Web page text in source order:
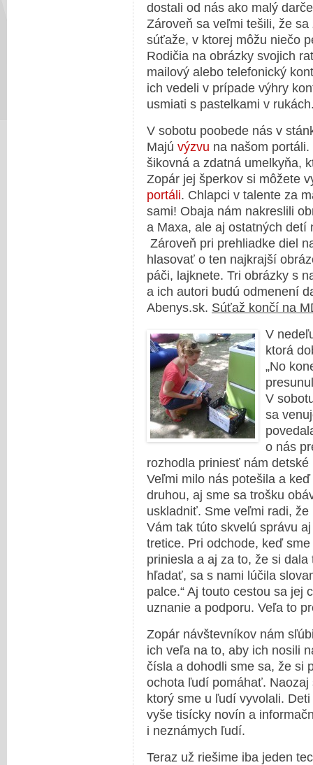
dostali od nás ako malý
Zároveň sa veľmi tešili, že sa
súťaže, v ktorej môžu niečo
Rodičia na obrázky svojich
mailový alebo telefonický
ich vedeli v prípade výhry
usmiati s pastelkami v
V sobotu poobede nás v
Majú výzvu na našom
šikovná a zdatná umelkyňa,
Zopár jej šperkov si môžete
portáli. Chlapci v talente za
sami! Obaja nám nakreslili
a Maxa, ale aj ostatných
Zároveň pri prehliadke diel
hlasovať o ten najkrajší
páči, lajknete. Tri obrázky s
a ich autori budú odmenení
Abenys.sk. Súťaž končí na
V
ktorá
„No
V
sa
o nás
rozhodla priniesť nám detské
Veľmi milo nás potešila a
druhou, aj sme sa trošku
uskladniť. Sme veľmi radi,
Vám tak túto skvelú správu
tretice. Pri odchode, keď
priniesla a aj za to, že si
hľadať, sa s nami lúčila
palce.“ Aj touto cestou sa jej
uznanie a podporu. Veľa to
Zopár návštevníkov nám
ich veľa na to, aby ich nosili
čísla a dohodli sme sa, že si
ochota ľudí pomáhať.
ktorý sme u ľudí vyvolali.
vyše tisícky novín a
i neznámych ľudí.
Teraz už riešime iba jeden